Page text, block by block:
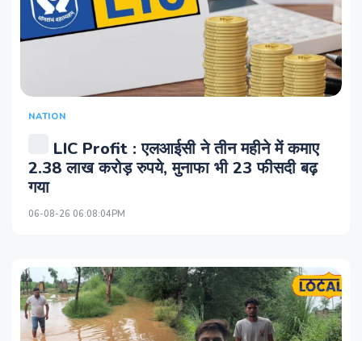
NATION
LIC Profit : एलआईसी ने तीन महीने में कमाए
2.38 लाख करोड़ रुपये, मुनाफा भी 23 फीसदी बढ़
गया
06-08-26 06:08:04PM